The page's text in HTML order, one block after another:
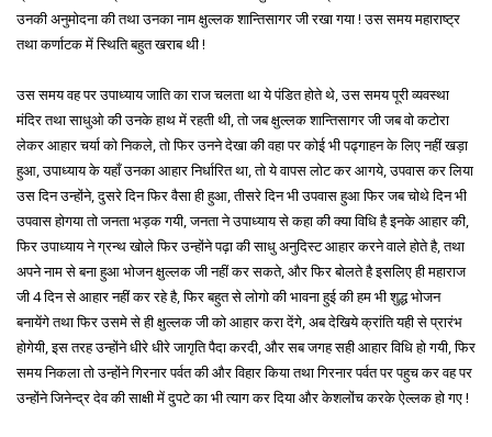
उनकी अनुमोदना की तथा उनका नाम क्षुल्लक शान्तिसागर जी रखा गया ! उस समय महाराष्ट्र
तथा कर्णाटक में स्थिति बहुत खराब थी !
उस समय वह पर उपाध्याय जाति का राज चलता था ये पंडित होते थे, उस समय पूरी व्यवस्था
मंदिर तथा साधुओ की उनके हाथ में रहती थी, तो जब क्षुल्लक शान्तिसागर जी जब वो कटोरा
लेकर आहार चर्या को निकले, तो फिर उनने देखा की वहा पर कोई भी पढ्गाहन के लिए नहीं खड़ा
हुआ, उपाध्याय के यहाँ उनका आहार निर्धारित था, तो ये वापस लोट कर आगये, उपवास कर लिया
उस दिन उन्होंने, दुसरे दिन फिर वैसा ही हुआ, तीसरे दिन भी उपवास हुआ फिर जब चोथे दिन भी
उपवास होगया तो जनता भड़क गयी, जनता ने उपाध्याय से कहा की क्या विधि है इनके आहार की,
फिर उपाध्याय ने ग्रन्थ खोले फिर उन्होंने पढ़ा की साधु अनुदिस्ट आहार करने वाले होते है, तथा
अपने नाम से बना हुआ भोजन क्षुल्लक जी नहीं कर सकते, और फिर बोलते है इसलिए ही महाराज
जी 4 दिन से आहार नहीं कर रहे है, फिर बहुत से लोगो की भावना हुई की हम भी शुद्ध भोजन
बनायेंगे तथा फिर उसमे से ही क्षुल्लक जी को आहार करा देंगे, अब देखिये क्रांति यही से प्रारंभ
होगेयी, इस तरह उन्होंने धीरे धीरे जागृति पैदा करदी, और सब जगह सही आहार विधि हो गयी, फिर
समय निकला तो उन्होंने गिरनार पर्वत की और विहार किया तथा गिरनार पर्वत पर पहुच कर वह पर
उन्होंने जिनेन्द्र देव की साक्षी में दुपटे का भी त्याग कर दिया और केशलोंच करके ऐल्लक हो गए !